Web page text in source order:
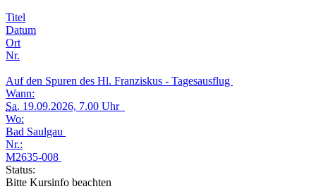
Titel
Datum
Ort
Nr.
Auf den Spuren des Hl. Franziskus - Tagesausflug
Wann:
Sa. 19.09.2026, 7.00 Uhr
Wo:
Bad Saulgau
Nr.:
M2635-008
Status:
Bitte Kursinfo beachten